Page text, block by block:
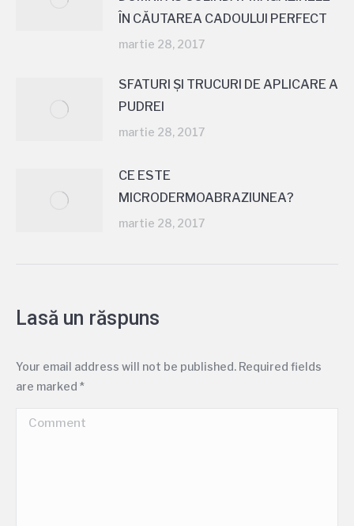
ÎN CĂUTAREA CADOULUI PERFECT
martie 28, 2017
SFATURI ȘI TRUCURI DE APLICARE A
PUDREI
martie 28, 2017
CE ESTE
MICRODERMOABRAZIUNEA?
martie 28, 2017
Lasă un răspuns
Your email address will not be published. Required fields
are marked *
Comment